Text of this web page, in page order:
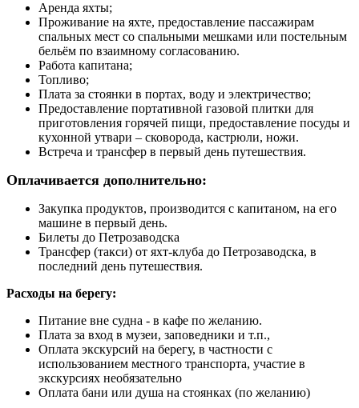
Аренда яхты;
Проживание на яхте, предоставление пассажирам
спальных мест со спальными мешками или постельным
бельём по взаимному согласованию.
Работа капитана;
Топливо;
Плата за стоянки в портах, воду и электричество;
Предоставление портативной газовой плитки для
приготовления горячей пищи, предоставление посуды и
кухонной утвари – сковорода, кастрюли, ножи.
Встреча и трансфер в первый день путешествия.
Оплачивается дополнительно:
Закупка продуктов, производится с капитаном, на его
машине в первый день.
Билеты до Петрозаводска
Трансфер (такси) от яхт-клуба до Петрозаводска, в
последний день путешествия.
Расходы на берегу:
Питание вне судна - в кафе по желанию.
Плата за вход в музеи, заповедники и т.п.,
Оплата экскурсий на берегу, в частности с
использованием местного транспорта, участие в
экскурсиях необязательно
Оплата бани или душа на стоянках (по желанию)